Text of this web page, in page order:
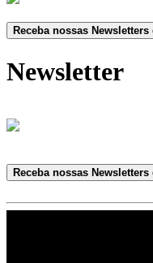
Receba nossas
Newsletter
Receba nossas